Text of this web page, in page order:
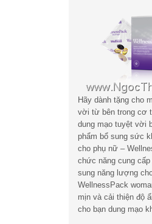
Hãy dành tặng cho
vời từ bên trong cơ
dung mạo tuyệt vời
phẩm bổ sung sức
cho phụ nữ –
chức năng cung
sung năng lượng
WellnessPack
mịn và cải thiện độ
cho bạn dung mạo